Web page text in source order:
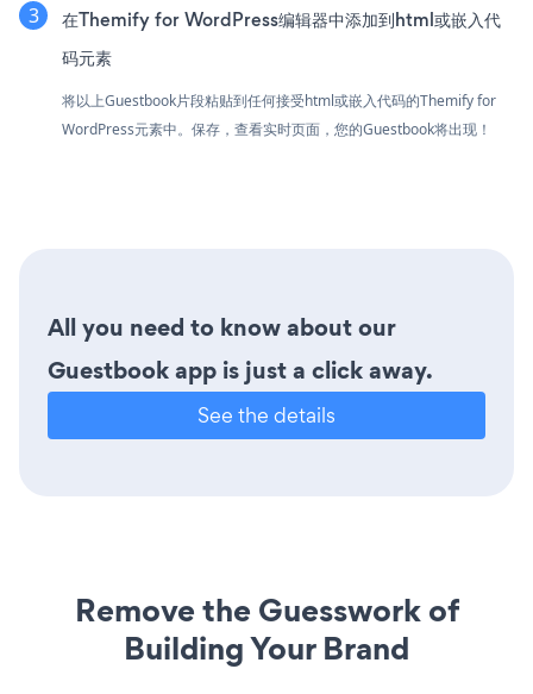
在Themify for WordPress编辑器中添加到html或嵌入代
码元素
将以上Guestbook片段粘贴到任何接受html或嵌入代码的Themify for
WordPress元素中。保存，查看实时页面，您的Guestbook将出现！
All you need to know about our
Guestbook app is just a click away.
See the details
Remove the Guesswork of
Building Your Brand